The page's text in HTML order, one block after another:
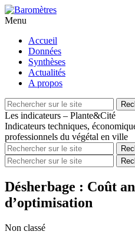
Menu
contenu
principal
Accueil
Données
Synthèses
Actualités
A propos
Recherche
pour
Les indicateurs – Plante&Cité
Indicateurs techniques,
professionnels du végétal en ville
Recherche
pour
Recherche
pour
Désherbage : Coût
d’optimisation
Non classé